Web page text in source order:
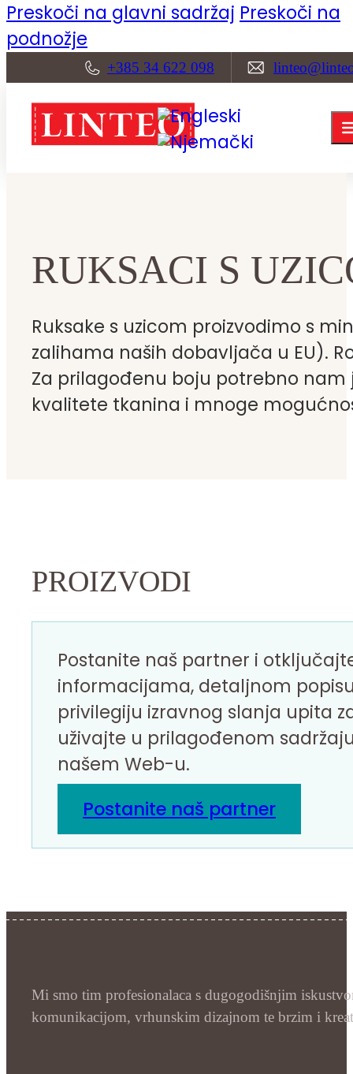
Preskoči na glavni sadržaj Preskoči na
podnožje
+385 34 622 098
RUKSACI S
Ruksake s uzicom proizvodimo s
zalihama naših dobavljača u EU).
Za prilagođenu boju potrebno nam
kvalitete tkanina i mnoge
PROIZVODI
Postanite naš partner i
informacijama, detaljnom
privilegiju izravnog slanja upita
uživajte u prilagođenom
našem Web-u.
Postanite naš partner
Mi smo tim profesionalaca s dugogodišnjim
komunikacijom, vrhunskim dizajnom te brzim i